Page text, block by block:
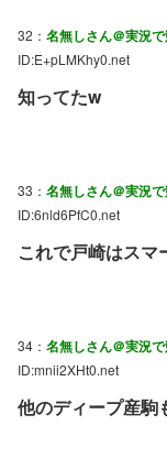
32： 名無しさん＠実況
ID:E+pLMKhy0.net
知ってたw
33： 名無しさん＠実況
ID:6nld6PfC0.net
これで戸崎はスマ
34： 名無しさん＠実況
ID:mnii2XHt0.net
他のディープ産駒